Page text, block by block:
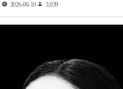
2026-06-10 3,039